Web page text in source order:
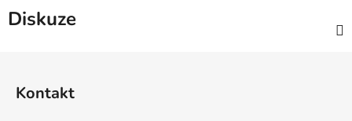
Diskuze
Kontakt